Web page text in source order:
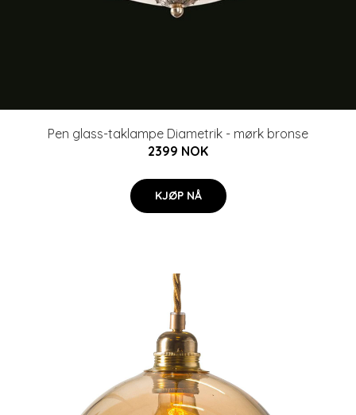
Pen glass-taklampe Diametrik - mørk bronse
2399 NOK
KJØP NÅ